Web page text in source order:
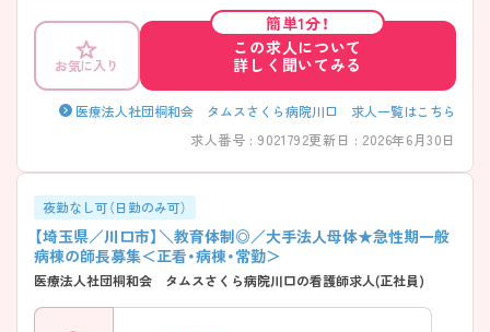
選択も可能なので、無理なく長く働き続けたい方におすすめです。 ご興
味のある方には、面接対策ポイントなど、さらに詳細をご案内しますので
お気軽にご相談ください！ ――――――――――――――― ■ 働き方
が選べる柔軟な環境 ――――――――――――――― ライフスタイル
に合わせたキャリアが描けます！ ・夜勤が難しい方は日勤常勤も相談可
能 ・希望に応じてグループ内施設への提案あり ・特養やクリニックなど
――――――――――――――― ■ 残業ほぼなしで負担軽減♪
――――――――――――――― 見える化で実現する安心の勤務環境！
ル → 偏りを防ぎ、無理のない働き方を実現
――――――――――――――― ■ 休みも増加！長く働ける職場
――――――――――――――― ワークライフバランスも大切にして
います◎ ・年間休日増加に向けた取り組みあり ・負担軽減と休息の両立
を重視 ・安心して働き続けられる環境 → プライベートも大切にできる
体制です
お気に入り
簡単1分！
この求人について
詳しく聞いてみる
医療法人社団桐和会 タムスさくら病院川口 求人一覧はこちら
求人番号 : 9021792更新日 : 2026年6月30日
夜勤なし可（日勤のみ可）
【埼玉県／川口市】＼教育体制◎／大手法人母体★急性期一般
病棟の師長募集＜正看・病棟・常勤＞
医療法人社団桐和会 タムスさくら病院川口の看護師求人(正社員)